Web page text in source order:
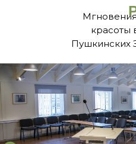
красоты
Пушкинских